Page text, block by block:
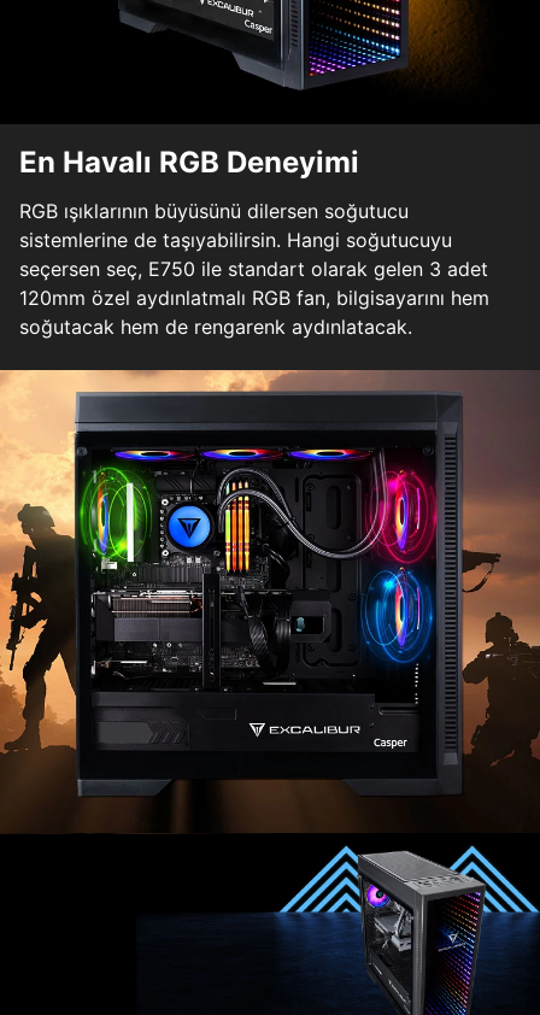
En Havalı RGB Deneyimi
RGB ışıklarının büyüsünü dilersen soğutucu
sistemlerine de taşıyabilirsin. Hangi soğutucuyu
seçersen seç, E750 ile standart olarak gelen 3 adet
120mm özel aydınlatmalı RGB fan, bilgisayarını hem
soğutacak hem de rengarenk aydınlatacak.